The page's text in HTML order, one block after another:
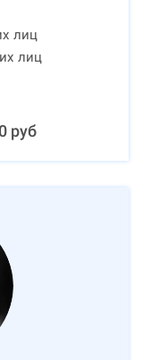
лиц
лиц
руб